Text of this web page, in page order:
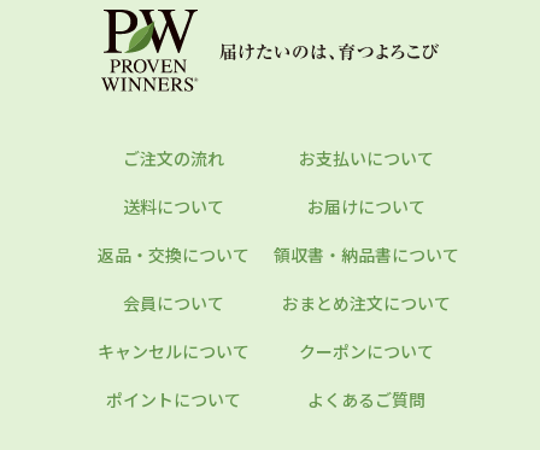
ご注文の流れ
お支払いについて
送料について
お届けについて
返品・交換について
領収書・納品書について
会員について
おまとめ注文について
キャンセルについて
クーポンについて
ポイントについて
よくあるご質問